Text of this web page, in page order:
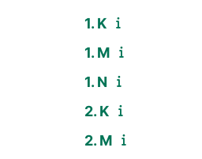
1. K
1. M
1. N
2. K
2. M